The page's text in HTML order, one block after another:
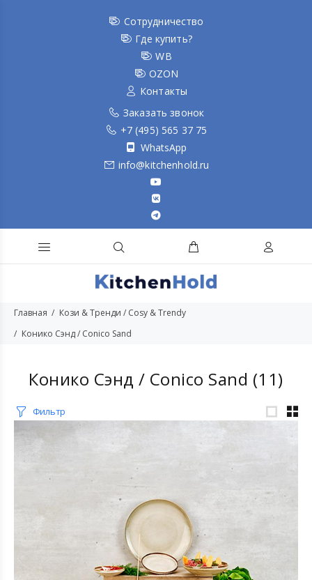
Сотрудничество
Где купить?
WB
OZON
Контакты
Заказать звонок
+7 (495) 565 37 75
WhatsApp
info@kitchenhold.ru
Главная
Кози & Тренди / Cosy & Trendy
Конико Сэнд / Conico Sand
Конико Сэнд / Conico Sand (11)
Фильтр